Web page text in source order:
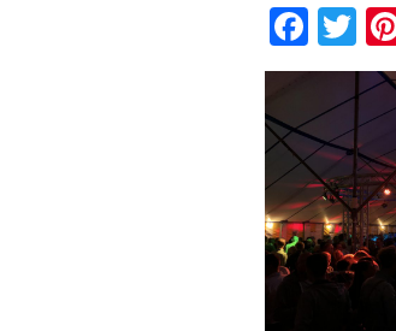
F
a
c
e
b
o
o
k
T
w
itt
er